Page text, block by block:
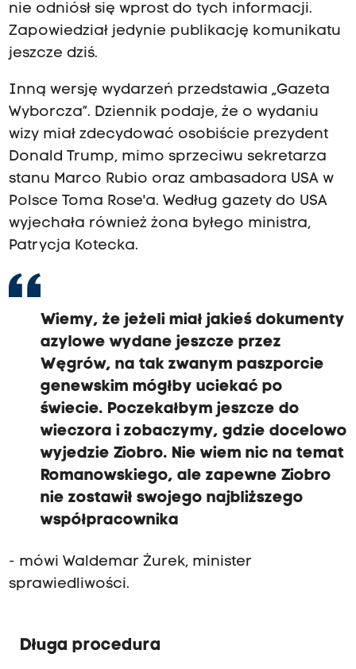
nie odniósł się wprost do tych informacji.
Zapowiedział jedynie publikację komunikatu
jeszcze dziś.
Inną wersję wydarzeń przedstawia „Gazeta
Wyborcza”. Dziennik podaje, że o wydaniu
wizy miał zdecydować osobiście prezydent
Donald Trump, mimo sprzeciwu sekretarza
stanu Marco Rubio oraz ambasadora USA w
Polsce Toma Rose'a. Według gazety do USA
wyjechała również żona byłego ministra,
Patrycja Kotecka.
Wiemy, że jeżeli miał jakieś dokumenty
azylowe wydane jeszcze przez
Węgrów, na tak zwanym paszporcie
genewskim mógłby uciekać po
świecie. Poczekałbym jeszcze do
wieczora i zobaczymy, gdzie docelowo
wyjedzie Ziobro. Nie wiem nic na temat
Romanowskiego, ale zapewne Ziobro
nie zostawił swojego najbliższego
współpracownika
- mówi Waldemar Żurek, minister
sprawiedliwości.
Długa procedura